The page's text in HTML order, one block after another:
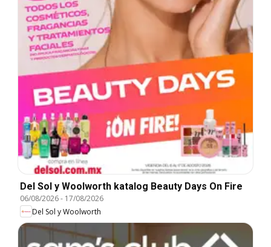
Del Sol y Woolworth katalog Beauty Days On Fire
06/08/2026- 17/08/2026
Del Sol y Woolworth